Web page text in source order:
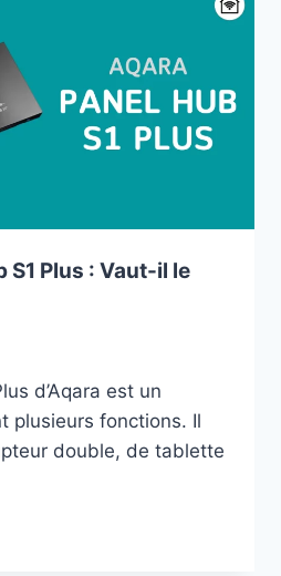
S1 Plus : Vaut-il le
d’Aqara est un
plusieurs fonctions. Il
double, de tablette